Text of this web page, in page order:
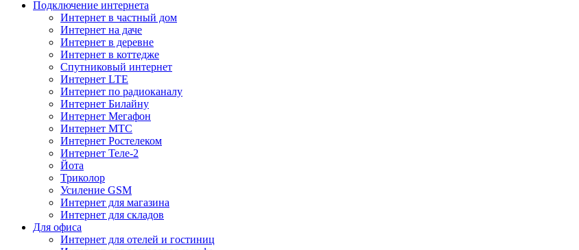
Подключение интернета
Интернет в частный дом
Интернет на даче
Интернет в деревне
Интернет в коттедже
Спутниковый интернет
Интернет LTE
Интернет по радиоканалу
Интернет Билайну
Интернет Мегафон
Интернет МТС
Интернет Ростелеком
Интернет Теле-2
Йота
Триколор
Усиление GSM
Интернет для магазина
Интернет для складов
Для офиса
Интернет для отелей и гостиниц